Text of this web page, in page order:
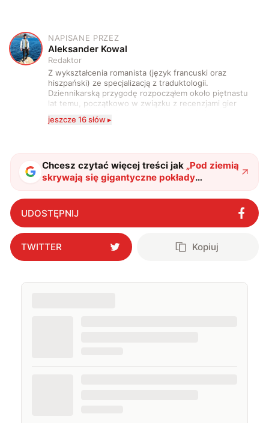
A
NAPISANE PRZEZ
Aleksander Kowal
Redaktor
Z wykształcenia romanista (język francuski oraz
hiszpański) ze specjalizacją z traduktologii.
Dziennikarską przygodę rozpocząłem około piętnastu
lat temu, początkowo w związku z recenzjami gier
komputerowych i filmów. Obecnie publikuję
zdecydowanie częściej na tematy związane z nauką
także uprawiać oraz oglądać sport.
jeszcze 16 słów ▸
Chcesz czytać więcej treści jak „Pod ziemią
skrywają się gigantyczne pokłady
ekologicznego paliwa. To może być recepta
na kryzys"?
UDOSTĘPNIJ
TWITTER Kopiuj